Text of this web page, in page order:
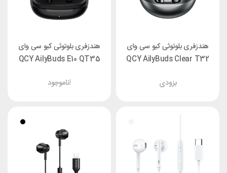
هندزفری بلوتوثی کیو سی وای
QCY AilyBuds Clear T32
بزودی
هندزفری بلوتوثی کیو سی وای
QCY AilyBuds E10 QT35
ناموجود!